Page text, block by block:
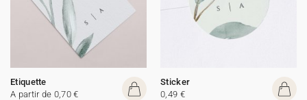
Etiquette
A partir de 0,70 €
Sticker
0,49 €